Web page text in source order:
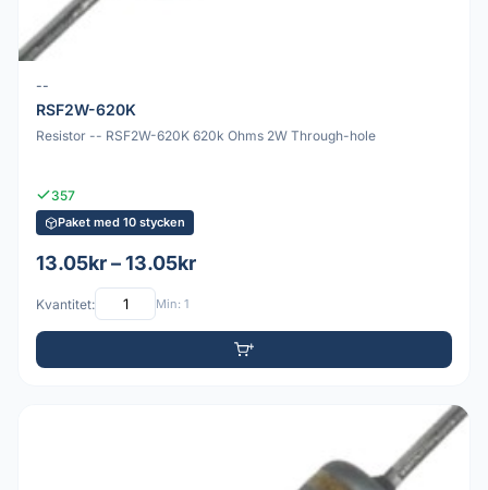
--
RSF2W-620K
Resistor -- RSF2W-620K 620k Ohms 2W Through-hole
357
Paket med 10 stycken
13.05kr – 13.05kr
Kvantitet: Min: 1